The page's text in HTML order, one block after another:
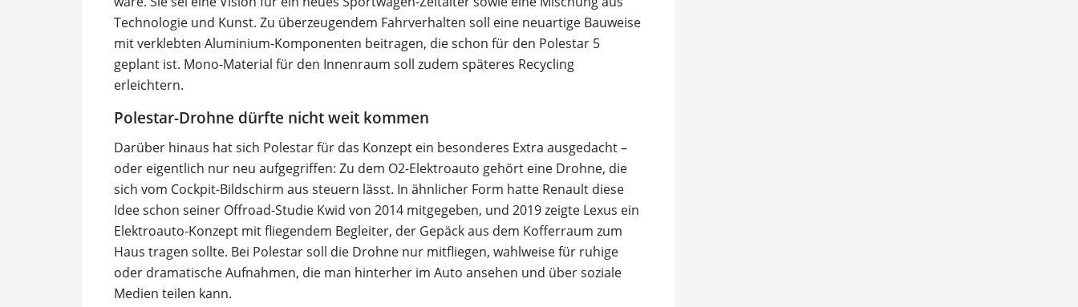
Technologie und Kunst. Zu überzeugendem Fahrverhalten soll eine neuartige Bauweise
mit verklebten Aluminium-Komponenten beitragen, die schon für den Polestar 5
geplant ist. Mono-Material für den Innenraum soll zudem späteres Recycling
erleichtern.
Polestar-Drohne dürfte nicht weit kommen
Darüber hinaus hat sich Polestar für das Konzept ein besonderes Extra ausgedacht –
oder eigentlich nur neu aufgegriffen: Zu dem O2-Elektroauto gehört eine Drohne, die
sich vom Cockpit-Bildschirm aus steuern lässt. In ähnlicher Form hatte Renault diese
Idee schon seiner Offroad-Studie Kwid von 2014 mitgegeben, und 2019 zeigte Lexus ein
Elektroauto-Konzept mit fliegendem Begleiter, der Gepäck aus dem Kofferraum zum
Haus tragen sollte. Bei Polestar soll die Drohne nur mitfliegen, wahlweise für ruhige
oder dramatische Aufnahmen, die man hinterher im Auto ansehen und über soziale
Medien teilen kann.